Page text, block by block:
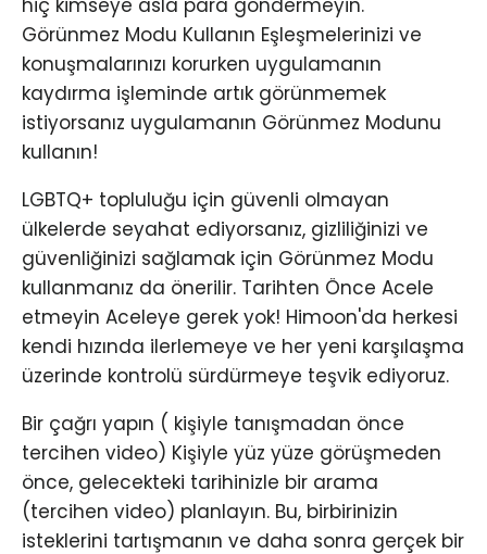
hiç kimseye asla para göndermeyin.
Görünmez Modu Kullanın Eşleşmelerinizi ve
konuşmalarınızı korurken uygulamanın
kaydırma işleminde artık görünmemek
istiyorsanız uygulamanın Görünmez Modunu
kullanın!
LGBTQ+ topluluğu için güvenli olmayan
ülkelerde seyahat ediyorsanız, gizliliğinizi ve
güvenliğinizi sağlamak için Görünmez Modu
kullanmanız da önerilir. Tarihten Önce Acele
etmeyin Aceleye gerek yok! Himoon'da herkesi
kendi hızında ilerlemeye ve her yeni karşılaşma
üzerinde kontrolü sürdürmeye teşvik ediyoruz.
Bir çağrı yapın ( kişiyle tanışmadan önce
tercihen video) Kişiyle yüz yüze görüşmeden
önce, gelecekteki tarihinizle bir arama
(tercihen video) planlayın. Bu, birbirinizin
isteklerini tartışmanın ve daha sonra gerçek bir